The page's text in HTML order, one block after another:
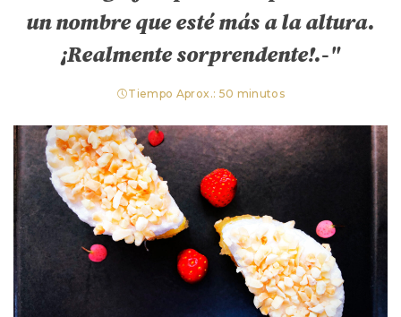
un nombre que esté más a la altura.
¡Realmente sorprendente!.-"
Tiempo Aprox.: 50 minutos